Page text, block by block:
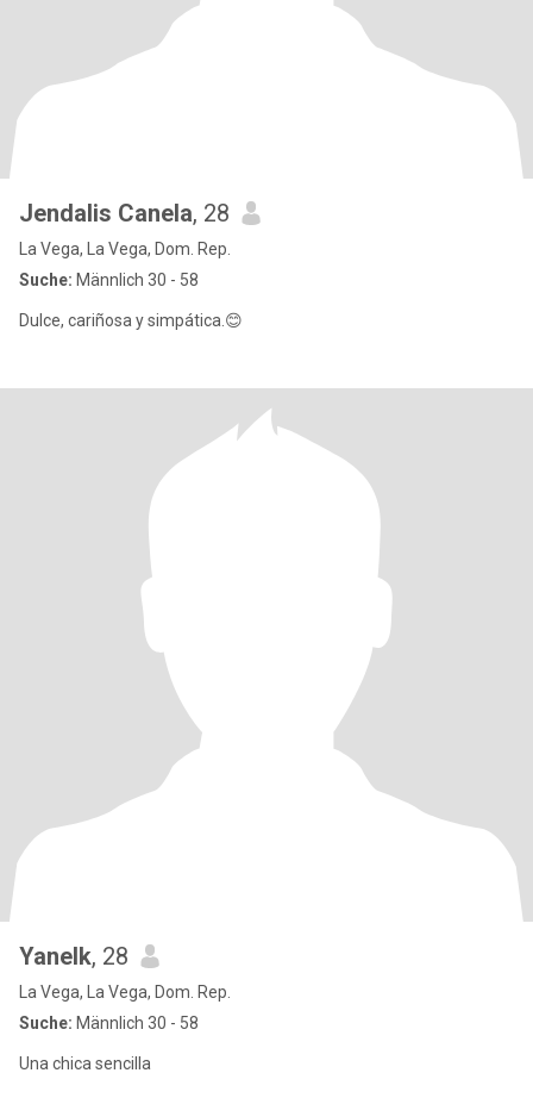
Jendalis Canela, 28
La Vega, La Vega, Dom. Rep.
Suche: Männlich 30 - 58
Dulce, cariñosa y simpática.😊
Yanelk, 28
La Vega, La Vega, Dom. Rep.
Suche: Männlich 30 - 58
Una chica sencilla